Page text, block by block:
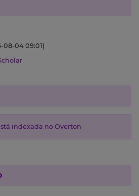
08-04 09:01)
indexada no Overton